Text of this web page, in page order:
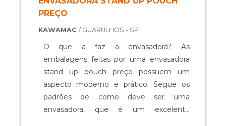
PREÇO
KAWAMAC / GUARULHOS - SP
O que a faz a envasadora? As
embalagens feitas por uma envasadora
stand up pouch preço possuem um
aspecto moderno e prático. Segue os
padrões de como deve ser uma
envasadora, que é um excelente